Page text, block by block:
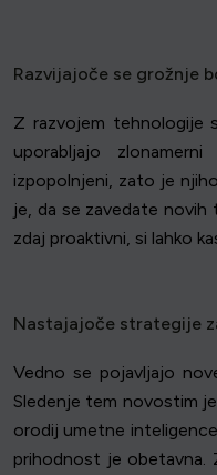
Razvijajoče se grožnje
Z razvojem tehnologije
uporabljajo
izpopolnjeni, zato je
je, da se zavedate
zdaj proaktivni, si lahko
Nastajajoče strategije
Vedno se pojavljajo
Sledenje tem novostim
orodij umetne
prihodnost je obetavna.